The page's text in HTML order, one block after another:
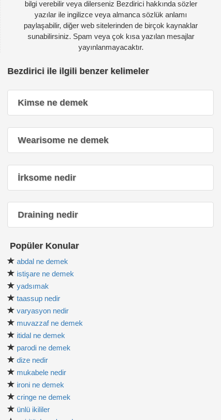
bilgi verebilir veya dilerseniz Bezdirici hakkında sözler
yazılar ile ingilizce veya almanca sözlük anlamı
paylaşabilir, diğer web sitelerinden de birçok kaynaklar
sunabilirsiniz. Spam veya çok kısa yazılan mesajlar
yayınlanmayacaktır.
Bezdirici ile ilgili benzer kelimeler
Kimse ne demek
Wearisome ne demek
İrksome nedir
Draining nedir
Popüler Konular
abdal ne demek
istişare ne demek
yadsımak
taassup nedir
varyasyon nedir
muvazzaf ne demek
itidal ne demek
parodi ne demek
dize nedir
mukabele nedir
ironi ne demek
cringe ne demek
ünlü ikililer